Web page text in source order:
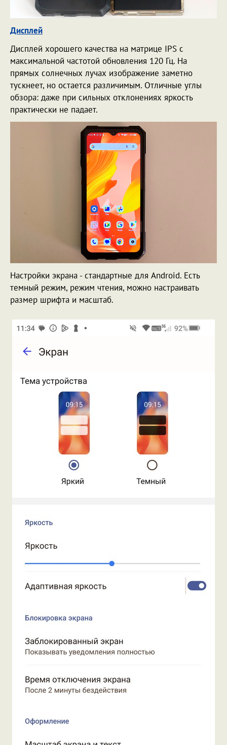
Дисплей
Дисплей хорошего качества на матрице IPS с
максимальной частотой обновления 120 Гц. На
прямых солнечных лучах изображение заметно
тускнеет, но остается различимым. Отличные углы
обзора: даже при сильных отклонениях яркость
практически не падает.
Настройки экрана - стандартные для Android. Есть
темный режим, режим чтения, можно настраивать
размер шрифта и масштаб.